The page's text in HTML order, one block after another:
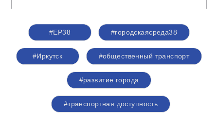
#ЕР38 #городскаясреда38
#Иркутск #общественный транспорт
#развитие города
#транспортная доступность